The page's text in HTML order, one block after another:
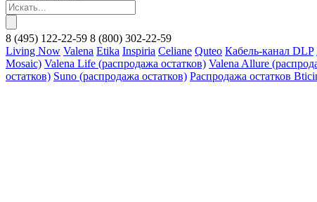
8 (495) 122-22-59 8 (800) 302-22-59
Living Now Valena Etika Inspiria Celiane Quteo Кабель-канал DLP
Mosaic) Valena Life (распродажа остатков) Valena Allure
остатков) Suno (распродажа остатков) Распродажа остатков